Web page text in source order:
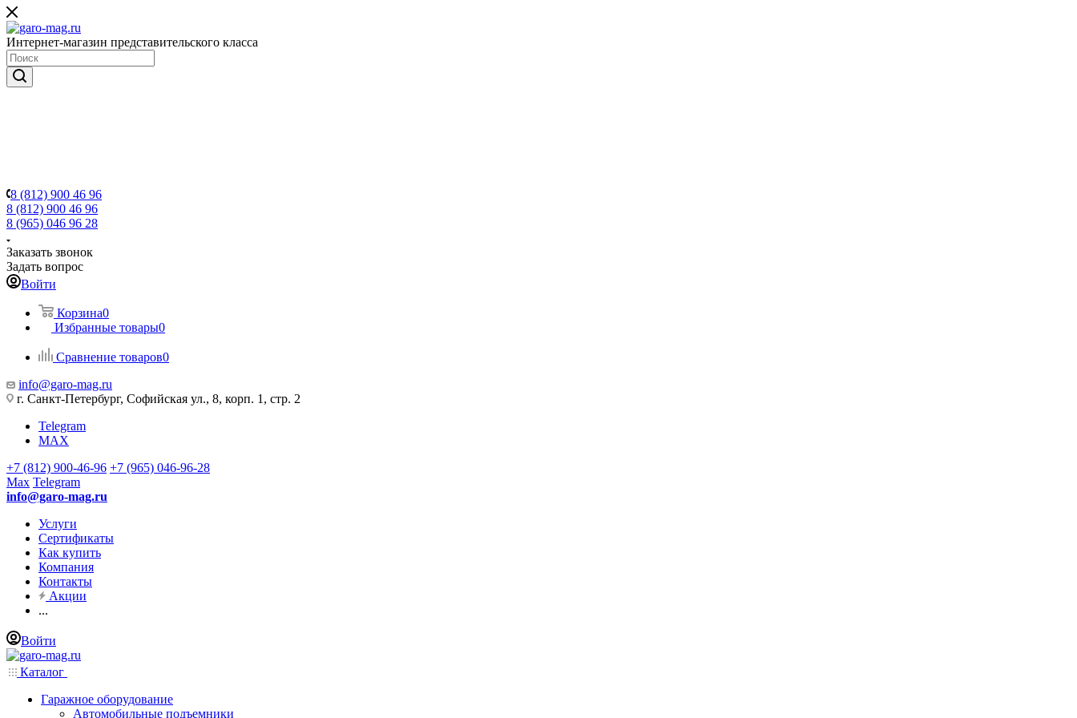
Интернет-магазин представительского класса
8 (812) 900 46 96
8 (812) 900 46 96
8 (965) 046 96 28
Заказать звонок
Задать вопрос
Войти
Корзина0
Избранные товары0
Сравнение товаров0
info@garo-mag.ru
г. Санкт-Петербург, Софийская ул., 8, корп. 1, стр. 2
Telegram
MAX
+7 (812) 900-46-96 +7 (965) 046-96-28
Max Telegram
info@garo-mag.ru
Услуги
Сертификаты
Как купить
Компания
Контакты
Акции
...
Войти
Каталог
Гаражное оборудование
Автомобильные подъемники